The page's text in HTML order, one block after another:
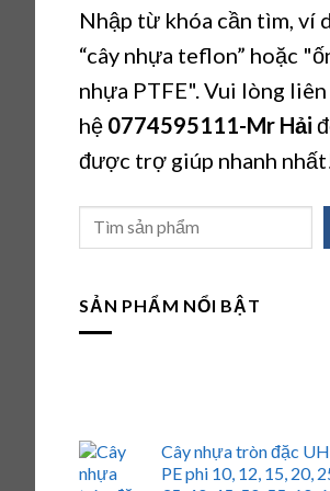
Nhập từ khóa cần tìm, ví
“cây nhựa teflon” hoặc
nhựa PTFE". Vui lòng liên
hệ 0774595111-Mr Hải
được trợ giúp nhanh
Tìm
SẢN PHẨM NỔI BẬT
Cây nhựa tròn đặc
PE phi 10, 12, 15, 20,